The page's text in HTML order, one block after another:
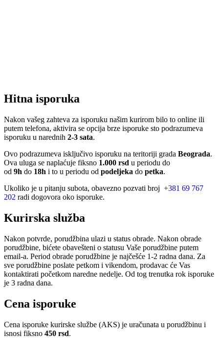
Hitna isporuka
Nakon vašeg zahteva za isporuku našim kurirom bilo to online ili
putem telefona, aktivira se opcija brze isporuke sto podrazumeva
isporuku u narednih 2-3 sata.
Ovo podrazumeva isključivo isporuku na teritoriji grada Beograda.
Ova uluga se naplaćuje fiksno 1.000 rsd u periodu do
od 9h do 18h i to u periodu od podeljeka do petka.
Ukoliko je u pitanju subota, obavezno pozvati broj +381 69 767
202 radi dogovora oko isporuke.
Kurirska služba
Nakon potvrde, porudžbina ulazi u status obrade. Nakon obrade
porudžbine, bićete obavešteni o statusu Vaše porudžbine putem
email-a. Period obrade porudžbine je najčešće 1-2 radna dana. Za
sve porudžbine poslate petkom i vikendom, prodavac će Vas
kontaktirati početkom naredne nedelje. Od tog trenutka rok isporuke
je 3 radna dana.
Cena isporuke
Cena isporuke kurirske službe (AKS) je uračunata u porudžbinu i
isnosi fiksno 450 rsd.